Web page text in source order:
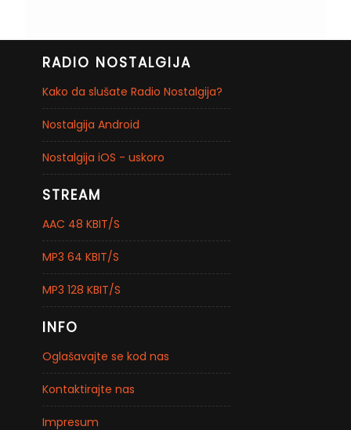
RADIO NOSTALGIJA
Kako da slušate Radio Nostalgija?
Nostalgija Android
Nostalgija iOS - uskoro
STREAM
AAC 48 KBIT/S
MP3 64 KBIT/S
MP3 128 KBIT/S
INFO
Oglašavajte se kod nas
Kontaktirajte nas
Impresum